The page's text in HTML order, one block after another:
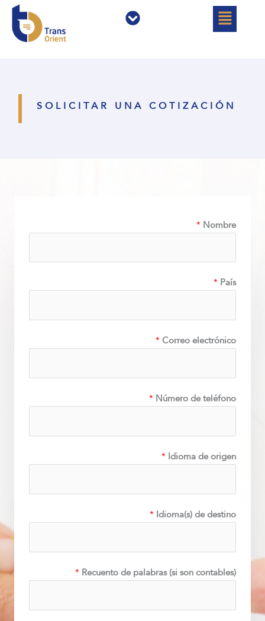
القائمة القائمة
SOLICITAR UNA COTIZACIÓN
Nombre
*
País
*
Correo electrónico
*
Número de teléfono
*
Idioma de origen
*
Idioma(s) de destino
*
Recuento de palabras (si son contables)
*